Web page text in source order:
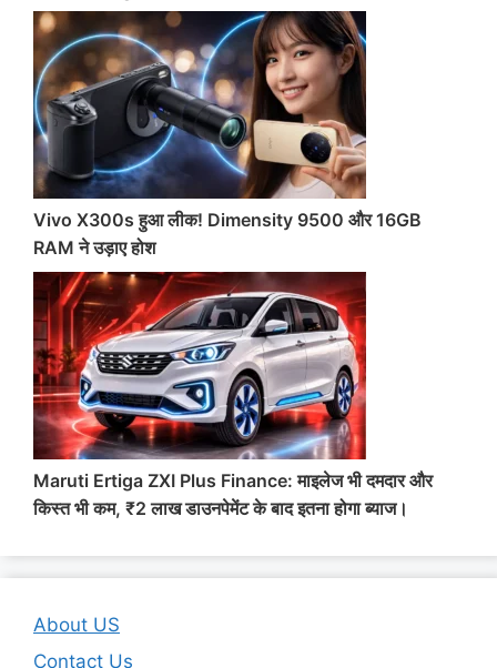
Vivo X300s हुआ लीक! Dimensity 9500 और 16GB
RAM ने उड़ाए होश
Maruti Ertiga ZXI Plus Finance: माइलेज भी दमदार और
किस्त भी कम, ₹2 लाख डाउनपेमेंट के बाद इतना होगा ब्याज।
About US
Contact Us